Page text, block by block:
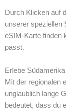
Durch Klicken auf
unserer speziellen
eSIM-Karte finden
passt.
Erlebe
Mit der regionalen
unglaublich lange
bedeutet, dass du